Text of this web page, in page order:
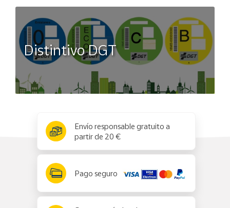
Distintivo DGT
Envío responsable gratuito a
partir de 20 €
Pago seguro